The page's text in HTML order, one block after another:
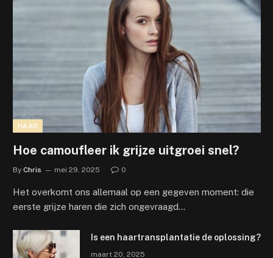
HAAR
Hoe camoufleer ik grijze uitgroei snel?
By Chris mei 29, 2025 0
Het overkomt ons allemaal op een gegeven moment: die
eerste grijze haren die zich ongevraagd…
Is een haartransplantatie de oplossing?
maart 20, 2025